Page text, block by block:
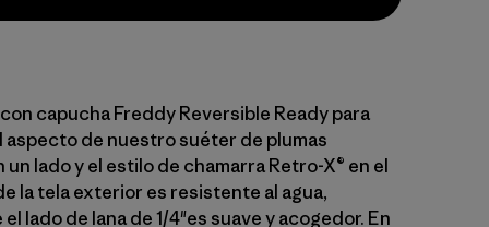
capucha Freddy Reversible Ready para
aspecto de nuestro suéter de plumas
un lado y el estilo de chamarra Retro-X® en el
la tela exterior es resistente al agua,
lado de lana de 1/4"es suave y acogedor. En